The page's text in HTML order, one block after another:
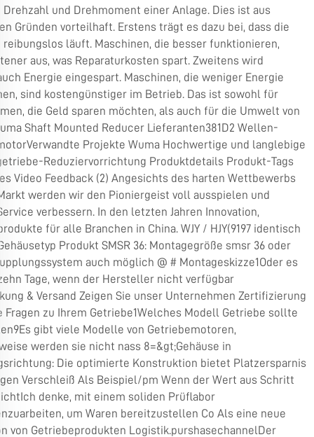
Drehzahl und Drehmoment einer Anlage. Dies ist aus
Gründen vorteilhaft. Erstens trägt es dazu bei, dass die
reibungslos läuft. Maschinen, die besser funktionieren,
aus, was Reparaturkosten spart. Zweitens wird
Energie eingespart. Maschinen, die weniger Energie
sind kostengünstiger im Betrieb. Das ist sowohl für
die Geld sparen möchten, als auch für die Umwelt von
Shaft Mounted Reducer Lieferanten381D2 Wellen-
Projekte Wuma Hochwertige und langlebige
Reduziervorrichtung Produktdetails Produkt-Tags
Video Feedback (2) Angesichts des harten Wettbewerbs
werden wir den Pioniergeist voll ausspielen und
verbessern. In den letzten Jahren Innovation,
für alle Branchen in China. WJY / HJY(9197 identisch
Produkt SMSR 36: Montagegröße smsr 36 oder
auch möglich @ # Montageskizze1Oder es
Tage, wenn der Hersteller nicht verfügbar
& Versand Zeigen Sie unser Unternehmen Zertifizierung
Fragen zu Ihrem Getriebe1Welches Modell Getriebe sollte
gibt viele Modelle von Getriebemotoren,
werden sie nicht nass 8=&gt;Gehäuse in
Die optimierte Konstruktion bietet Platzersparnis
Verschleiß Als Beispiel/pm Wenn der Wert aus Schritt
denke, mit einem soliden Prüflabor
um Waren bereitzustellen Co Als eine neue
von Getriebeprodukten Logistik.purshasechannelDer